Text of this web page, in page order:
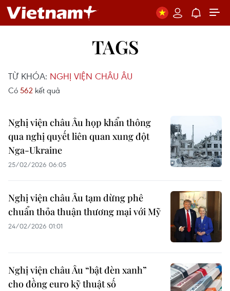
TAGS
TỪ KHÓA: NGHỊ VIỆN CHÂU ÂU
Có 562 kết quả
Nghị viện châu Âu họp khẩn thông
qua nghị quyết liên quan xung đột
Nga-Ukraine
25/02/2026 06:05
Nghị viện châu Âu tạm dừng phê
chuẩn thỏa thuận thương mại với Mỹ
24/02/2026 01:01
Nghị viện châu Âu “bật đèn xanh”
cho đồng euro kỹ thuật số